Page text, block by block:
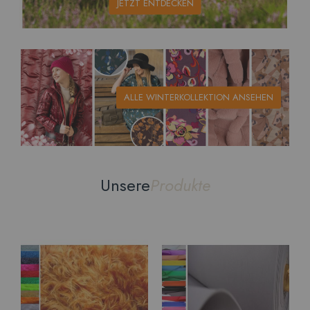
JETZT ENTDECKEN
ALLE WINTERKOLLEKTION ANSEHEN
UnsereProdukte